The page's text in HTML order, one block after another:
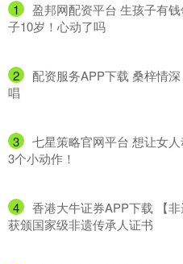
1
盈邦网配资平台 生孩子有
子10岁！心动了吗
2
配资服务APP下载 桑梓情
唱
3
七星策略官网平台 想让女
3个小动作！
4
香港大牛证券APP下载 【
获颁国家级非遗传承人证书